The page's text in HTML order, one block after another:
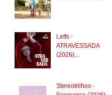
Leffs -
ATRAVESSADA
(2026)...
Stereotrilhos -